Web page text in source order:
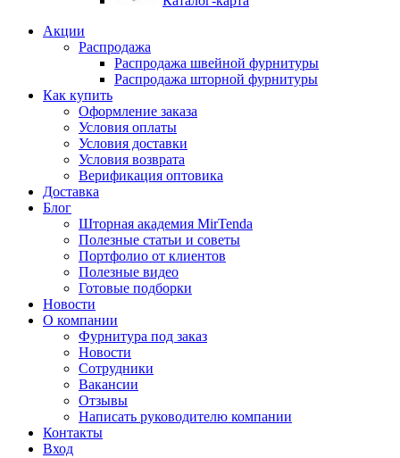
Акции
Распродажа
Распродажа швейной фурнитуры
Распродажа шторной фурнитуры
Как купить
Оформление заказа
Условия оплаты
Условия доставки
Условия возврата
Верификация оптовика
Доставка
Блог
Шторная академия MirTenda
Полезные статьи и советы
Портфолио от клиентов
Полезные видео
Готовые подборки
Новости
О компании
Фурнитура под заказ
Новости
Сотрудники
Вакансии
Отзывы
Написать руководителю компании
Контакты
Вход